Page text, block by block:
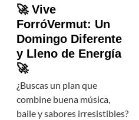
🚀 Vive
ForróVermut: Un
Domingo Diferente
y Lleno de Energía
🚀
¿Buscas un plan que
combine buena música,
baile y sabores irresistibles?